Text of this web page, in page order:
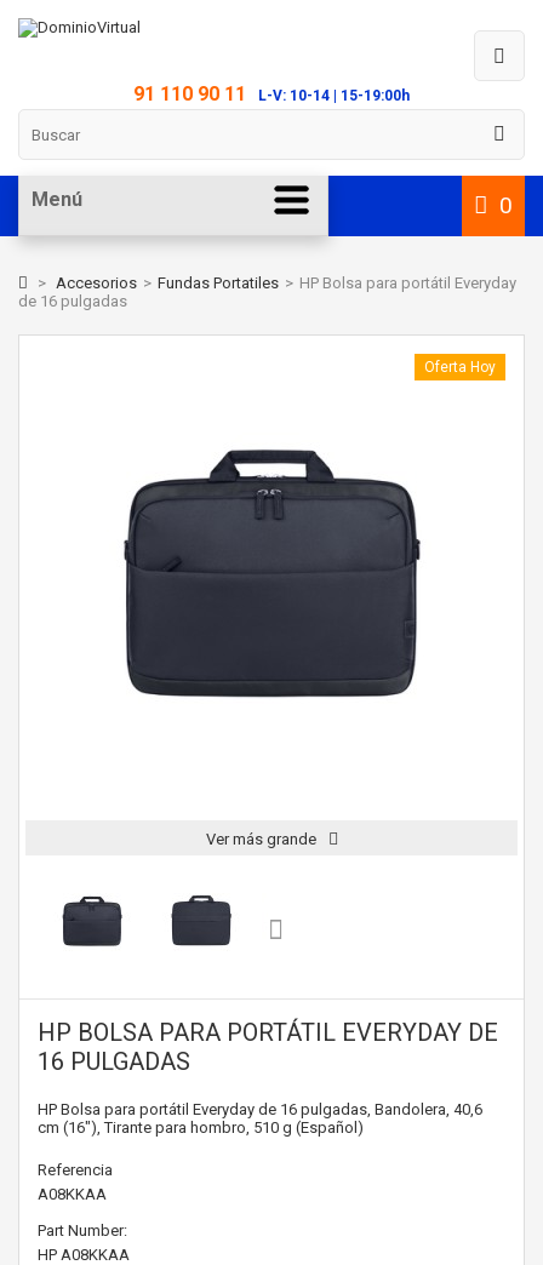
91 110 90 11 L-V: 10-14 | 15-19:00h
0
Menú
> Accesorios > Fundas Portatiles > HP Bolsa para portátil Everyday
de 16 pulgadas
Oferta Hoy
Ver más grande
HP BOLSA PARA PORTÁTIL EVERYDAY DE
16 PULGADAS
HP Bolsa para portátil Everyday de 16 pulgadas, Bandolera, 40,6
cm (16"), Tirante para hombro, 510 g (Español)
Referencia
A08KKAA
Part Number:
HP A08KKAA